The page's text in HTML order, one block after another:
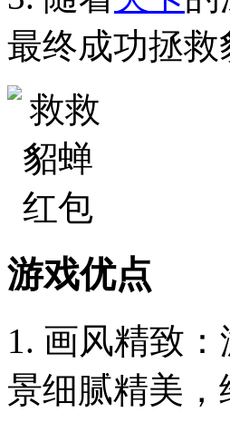
最终成功拯救
游戏优点
1. 画风精致
景细腻精美